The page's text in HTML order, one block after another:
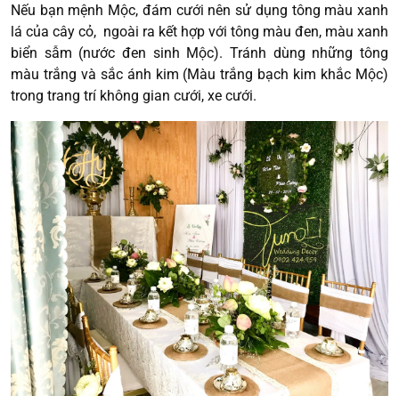
Nếu bạn mệnh Mộc, đám cưới nên sử dụng tông màu xanh
lá của cây cỏ, ngoài ra kết hợp với tông màu đen, màu xanh
biển sẫm (nước đen sinh Mộc). Tránh dùng những tông
màu trắng và sắc ánh kim (Màu trắng bạch kim khắc Mộc)
trong trang trí không gian cưới, xe cưới.